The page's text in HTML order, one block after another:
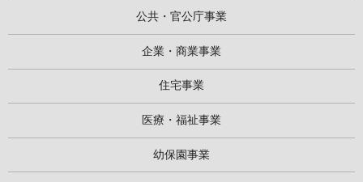
公共・官公庁事業
企業・商業事業
住宅事業
医療・福祉事業
幼保園事業